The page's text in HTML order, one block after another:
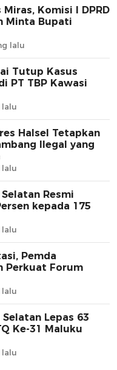
Komisi I DPRD
Minta Bupati
lalu
Tutup Kasus
PT TBP Kawasi
lalu
Halsel Tetapkan
Ilegal yang
lalu
Resmi
kepada 175
lalu
Pemda
Perkuat Forum
lalu
Lepas 63
Ke-31 Maluku
lalu